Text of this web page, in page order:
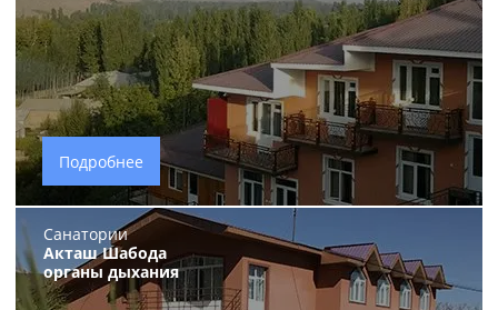
Подробнее
Санатории
Акташ Шабода
органы дыхания